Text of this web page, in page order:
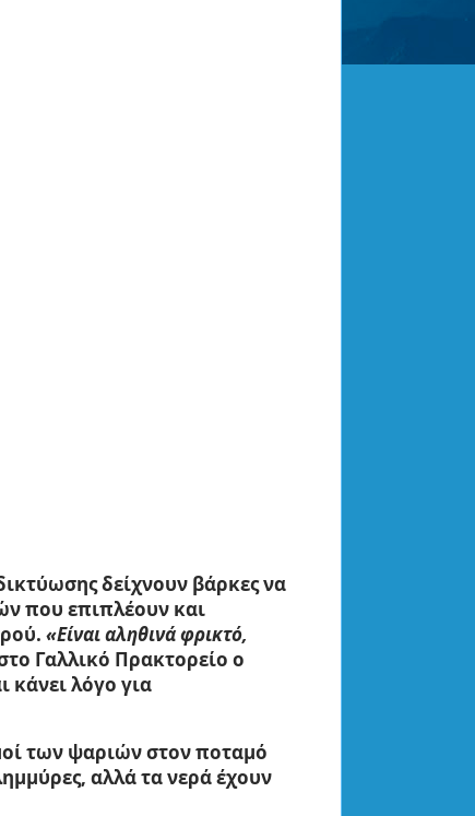
δείχνουν βάρκες να
που επιπλέουν και
«Είναι αληθινά φρικτό,
Γαλλικό Πρακτορείο ο
κάνει λόγο για
των ψαριών στον ποταμό
αλλά τα νερά έχουν